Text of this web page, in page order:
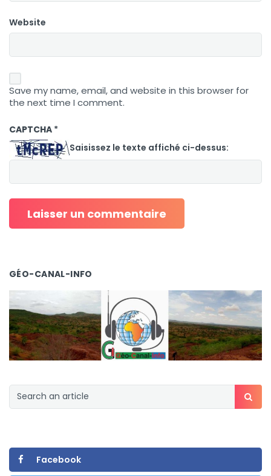
Website
Save my name, email, and website in this browser for
the next time I comment.
CAPTCHA *
Saisissez le texte affiché ci-dessus:
GÉO-CANAL-INFO
Facebook